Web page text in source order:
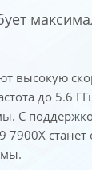
высокую
до 5.6
С
7900X